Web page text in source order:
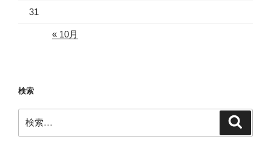
31
« 10月
検索
索: